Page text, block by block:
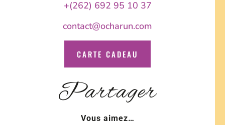
+(262) 692 95 10 37
contact@ocharun.com
CARTE CADEAU
Partager
Vous aimez…